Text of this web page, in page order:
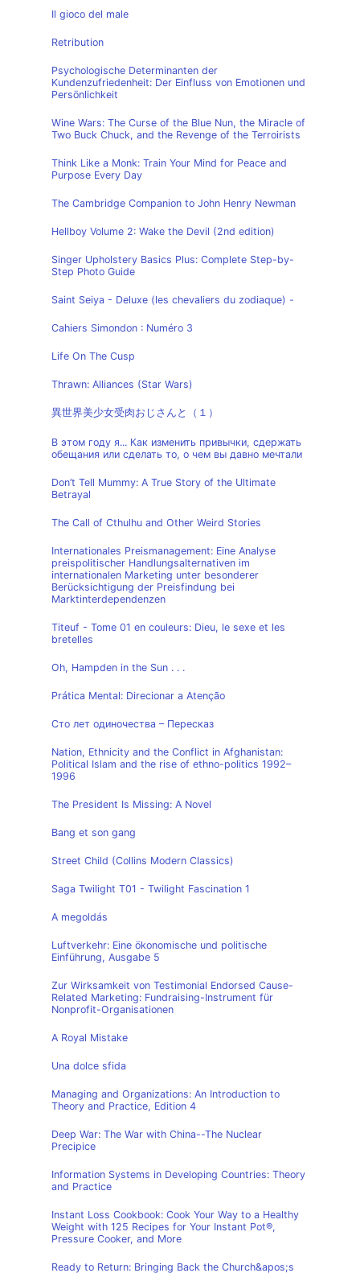
Il gioco del male
Retribution
Psychologische Determinanten der
Kundenzufriedenheit: Der Einfluss von Emotionen und
Persönlichkeit
Wine Wars: The Curse of the Blue Nun, the Miracle of
Two Buck Chuck, and the Revenge of the Terroirists
Think Like a Monk: Train Your Mind for Peace and
Purpose Every Day
The Cambridge Companion to John Henry Newman
Hellboy Volume 2: Wake the Devil (2nd edition)
Singer Upholstery Basics Plus: Complete Step-by-
Step Photo Guide
Saint Seiya - Deluxe (les chevaliers du zodiaque) -
Cahiers Simondon : Numéro 3
Life On The Cusp
Thrawn: Alliances (Star Wars)
異世界美少女受肉おじさんと（１）
В этом году я... Как изменить привычки, сдержать
обещания или сделать то, о чем вы давно мечтали
Don’t Tell Mummy: A True Story of the Ultimate
Betrayal
The Call of Cthulhu and Other Weird Stories
Internationales Preismanagement: Eine Analyse
preispolitischer Handlungsalternativen im
internationalen Marketing unter besonderer
Berücksichtigung der Preisfindung bei
Marktinterdependenzen
Titeuf - Tome 01 en couleurs: Dieu, le sexe et les
bretelles
Oh, Hampden in the Sun . . .
Prática Mental: Direcionar a Atenção
Сто лет одиночества – Пересказ
Nation, Ethnicity and the Conflict in Afghanistan:
Political Islam and the rise of ethno-politics 1992–
1996
The President Is Missing: A Novel
Bang et son gang
Street Child (Collins Modern Classics)
Saga Twilight T01 - Twilight Fascination 1
A megoldás
Luftverkehr: Eine ökonomische und politische
Einführung, Ausgabe 5
Zur Wirksamkeit von Testimonial Endorsed Cause-
Related Marketing: Fundraising-Instrument für
Nonprofit-Organisationen
A Royal Mistake
Una dolce sfida
Managing and Organizations: An Introduction to
Theory and Practice, Edition 4
Deep War: The War with China--The Nuclear
Precipice
Information Systems in Developing Countries: Theory
and Practice
Instant Loss Cookbook: Cook Your Way to a Healthy
Weight with 125 Recipes for Your Instant Pot®,
Pressure Cooker, and More
Ready to Return: Bringing Back the Church&apos;s